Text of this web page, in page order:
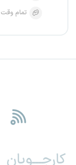
تمام وقت
کارجـــویان